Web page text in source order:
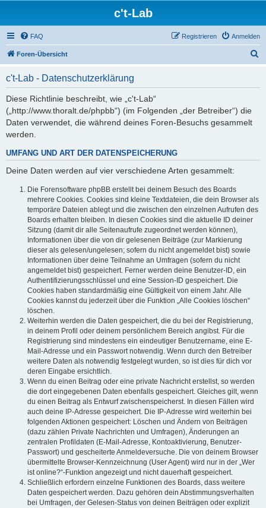
c't-Lab
FAQ Anmelden
Registrieren
Foren-Übersicht
c't-Lab - Datenschutzerklärung
Diese Richtlinie beschreibt, wie „c't-Lab“
(„http://www.thoralt.de/phpbb“) (im Folgenden „der Betreiber“) die
Daten verwendet, die während deines Foren-Besuchs gesammelt
werden.
UMFANG UND ART DER DATENSPEICHERUNG
Deine Daten werden auf vier verschiedene Arten gesammelt:
Die Forensoftware phpBB erstellt bei deinem Besuch des Boards
mehrere Cookies. Cookies sind kleine Textdateien, die dein Browser als
temporäre Dateien ablegt und die zwischen den einzelnen Aufrufen des
Boards erhalten bleiben. In diesen Cookies sind die aktuelle ID deiner
Sitzung (damit dir alle Seitenaufrufe zugeordnet werden können),
Informationen über die von dir gelesenen Beiträge (zur Markierung
dieser als gelesen/ungelesen; sofern du nicht angemeldet bist) sowie
Informationen über deine Teilnahme an Umfragen (sofern du nicht
angemeldet bist) gespeichert. Ferner werden deine Benutzer-ID, ein
Authentifizierungsschlüssel und eine Session-ID gespeichert. Die
Cookies haben standardmäßig eine Gültigkeit von einem Jahr. Alle
Cookies kannst du jederzeit über die Funktion „Alle Cookies löschen“
löschen.
Weiterhin werden die Daten gespeichert, die du bei der Registrierung,
in deinem Profil oder deinem persönlichem Bereich angibst. Für die
Registrierung sind mindestens ein eindeutiger Benutzername, eine E-
Mail-Adresse und ein Passwort notwendig. Wenn durch den Betreiber
weitere Daten als notwendig festgelegt wurden, so ist dies für dich vor
deren Eingabe ersichtlich.
Wenn du einen Beitrag oder eine private Nachricht erstellst, so werden
die dort eingegebenen Daten ebenfalls gespeichert. Gleiches gilt, wenn
du einen Beitrag als Entwurf zwischenspeicherst. In diesen Fällen wird
auch deine IP-Adresse gespeichert. Die IP-Adresse wird weiterhin bei
folgenden Aktionen gespeichert: Löschen und Ändern von Beiträgen
(dazu zählen Private Nachrichten und Umfragen), Änderungen an
zentralen Profildaten (E-Mail-Adresse, Kontoaktivierung, Benutzer-
Passwort) und gescheiterte Anmeldeversuche. Die von deinem Browser
übermittelte Browser-Kennzeichnung (User Agent) wird nur in der „Wer
ist online?“-Funktion angezeigt und nicht dauerhaft gespeichert.
Schließlich erfordern einzelne Funktionen des Boards, dass weitere
Daten gespeichert werden. Dazu gehören dein Abstimmungsverhalten
bei Umfragen, der Gelesen-Status von deinen Beiträgen oder explizit